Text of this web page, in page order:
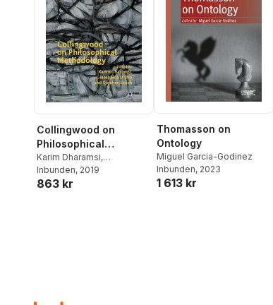
Collingwood on
Philosophical
Methodology
Karim Dharamsi,
Giuseppina D'Oro
Leach
Inbunden, 2019
863 kr
Thomasson on
Ontology
Miguel Garcia-Godinez
Inbunden, 2023
1 613 kr